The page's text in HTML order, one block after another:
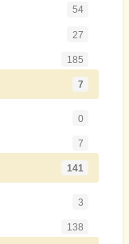
54
27
185
7
0
7
141
3
138